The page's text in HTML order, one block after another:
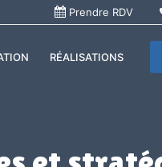
Prendre RDV
RÉALISATIONS